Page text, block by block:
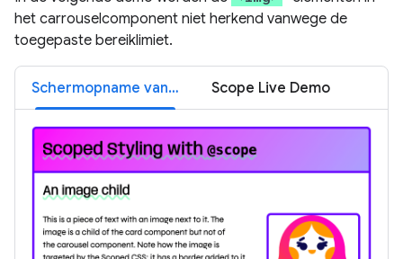
het carrouselcomponent niet herkend vanwege de
toegepaste bereiklimiet.
Schermopname van de Scope-demo Scope Live Demo